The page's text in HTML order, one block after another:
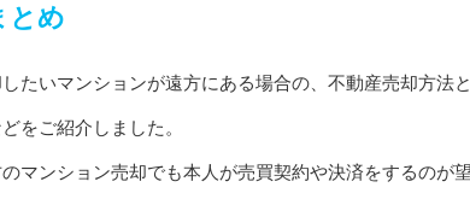
とめ
たいマンションが遠方にある場合の、不動産売却方法
をご紹介しました。
マンション売却でも本人が売買契約や決済をするのが